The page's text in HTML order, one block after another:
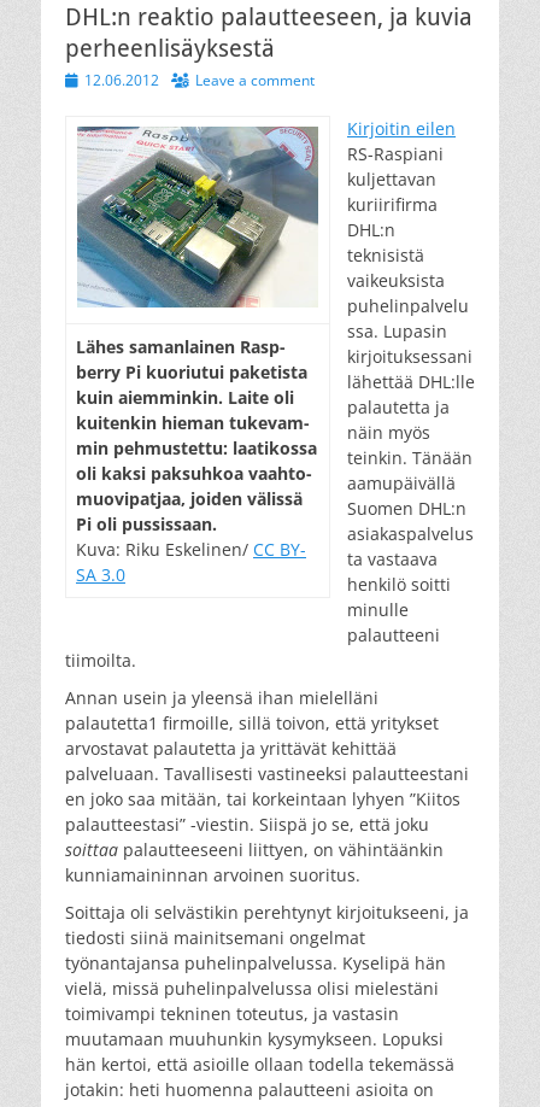
DHL:n reaktio palautteeseen, ja kuvia
perheenlisäyksestä
Posted12.06.2012 Leave a comment
Lähes sa­man­lai­nen Rasp­
berry Pi kuo­riu­tui pa­ke­tis­ta
kuin aiem­min­kin. Lai­te oli
kui­ten­kin hie­man tu­ke­vam­
min peh­mus­tet­tu: laa­ti­kos­sa
oli kak­si pak­suh­koa vaah­to­
muo­vi­pat­jaa, joi­den vä­lis­sä
Pi oli pus­sis­saan.
Kuva: Riku Eskelinen/ CC BY-
SA 3.0
Kirjoitin eilen
RS-Raspiani
kuljettavan
kuriirifirma
DHL:n
teknisistä
vaikeuksista
puhelinpalvelu
ssa. Lupasin
kirjoituksessani
lähettää DHL:lle
palautetta ja
näin myös
teinkin. Tänään
aamupäivällä
Suomen DHL:n
asiakaspalvelus
ta vastaava
henkilö soitti
minulle
palautteeni
tiimoilta.
Annan usein ja yleensä ihan mielelläni
palautetta1 firmoille, sillä toivon, että yritykset
arvostavat palautetta ja yrittävät kehittää
palveluaan. Tavallisesti vastineeksi palautteestani
en joko saa mitään, tai korkeintaan lyhyen ”Kiitos
palautteestasi” -viestin. Siispä jo se, että joku
soittaa palautteeseeni liittyen, on vähintäänkin
kunniamaininnan arvoinen suoritus.
Soittaja oli selvästikin perehtynyt kirjoitukseeni, ja
tiedosti siinä mainitsemani ongelmat
työnantajansa puhelinpalvelussa. Kyselipä hän
vielä, missä puhelinpalvelussa olisi mielestäni
toimivampi tekninen toteutus, ja vastasin
muutamaan muuhunkin kysymykseen. Lopuksi
hän kertoi, että asioille ollaan todella tekemässä
jotakin: heti huomenna palautteeni asioita on